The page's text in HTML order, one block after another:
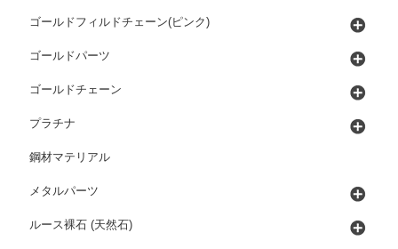
ゴールドフィルドチェーン(ピンク)
ゴールドパーツ
ゴールドチェーン
プラチナ
鋼材マテリアル
メタルパーツ
ルース裸石 (天然石)